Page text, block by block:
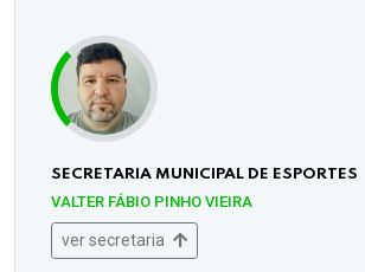
SECRETARIA MUNICIPAL DE ESPORTES
VALTER FÁBIO PINHO VIEIRA
ver secretaria